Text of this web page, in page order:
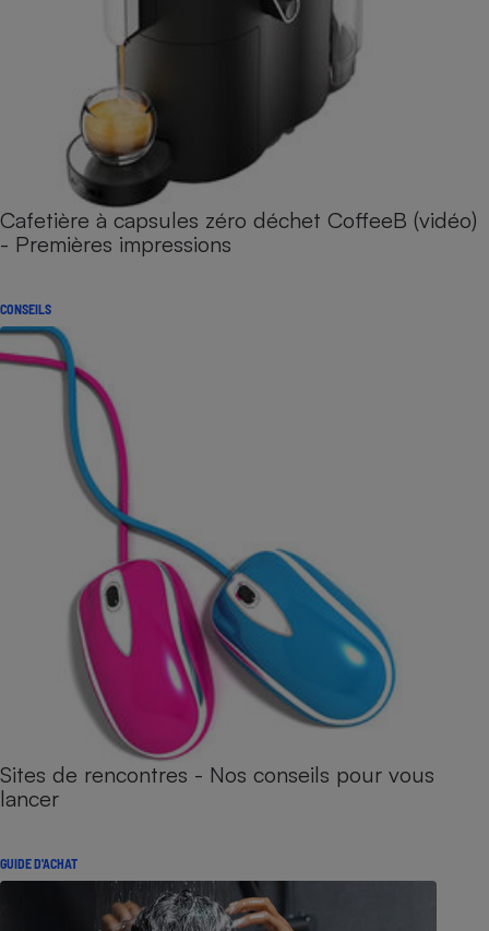
Cafetière à capsules zéro déchet CoffeeB (vidéo)
- Premières impressions
CONSEILS
Sites de rencontres - Nos conseils pour vous
lancer
GUIDE D'ACHAT